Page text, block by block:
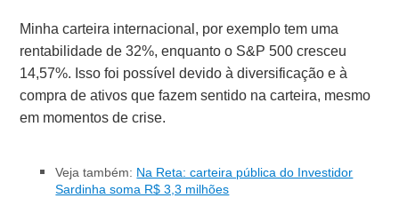
Minha carteira internacional, por exemplo tem uma
rentabilidade de 32%, enquanto o S&P 500 cresceu
14,57%. Isso foi possível devido à diversificação e à
compra de ativos que fazem sentido na carteira, mesmo
em momentos de crise.
Veja também: Na Reta: carteira pública do Investidor
Sardinha soma R$ 3,3 milhões